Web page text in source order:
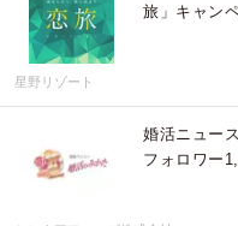
旅」キャン
星野リゾート
婚活ニュー
フォロワー